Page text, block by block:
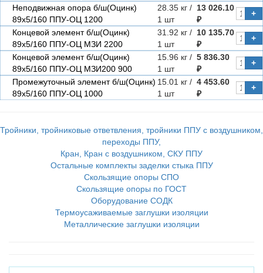
Неподвижная опора б/ш(Оцинк)
89х5/160 ППУ-ОЦ 1200
28.35 кг /
1 шт
13 026.10
₽
+
Концевой элемент б/ш(Оцинк)
89х5/160 ППУ-ОЦ МЗИ 2200
31.92 кг /
1 шт
10 135.70
₽
+
Концевой элемент б/ш(Оцинк)
89х5/160 ППУ-ОЦ МЗИ200 900
15.96 кг /
1 шт
5 836.30
₽
+
Промежуточный элемент б/ш(Оцинк)
89х5/160 ППУ-ОЦ 1000
15.01 кг /
1 шт
4 453.60
₽
+
Тройники, тройниковые ответвления, тройники ППУ с воздушником,
переходы ППУ,
Кран, Кран с воздушником, СКУ ППУ
Остальные комплекты заделки стыка ППУ
Скользящие опоры СПО
Скользящие опоры по ГОСТ
Оборудование СОДК
Термоусаживаемые заглушки изоляции
Металлические заглушки изоляции